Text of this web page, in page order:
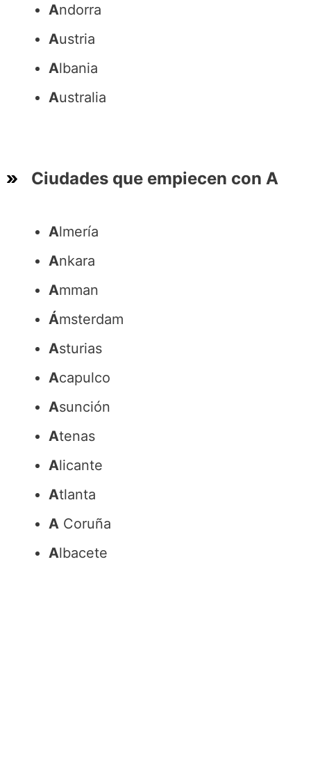
Andorra
Austria
Albania
Australia
Ciudades que empiecen con A
Almería
Ankara
Amman
Ámsterdam
Asturias
Acapulco
Asunción
Atenas
Alicante
Atlanta
A Coruña
Albacete